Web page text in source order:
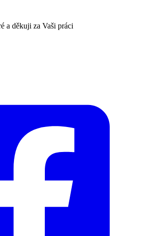
a děkuji za Vaši práci